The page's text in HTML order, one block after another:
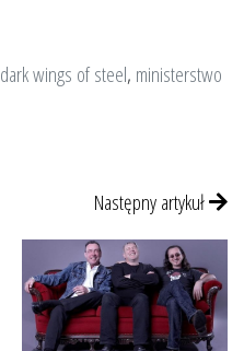
dark wings of steel, ministerstwo
Następny artykuł